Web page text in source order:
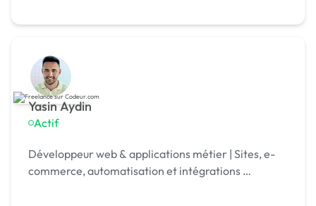
Yasin Aydin
Actif
Développeur web & applications métier | Sites, e-
commerce, automatisation et intégrations …